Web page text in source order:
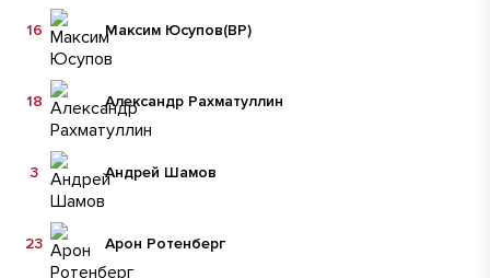
Максим Юсупов(ВР)
16
Александр Рахматуллин
18
Андрей Шамов
3
Арон Ротенберг
23